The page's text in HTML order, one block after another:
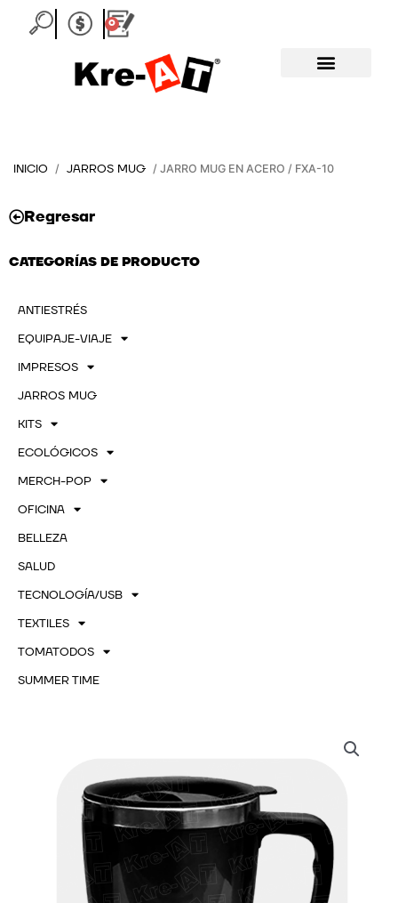
0
Carrito
INICIO / JARROS MUG / JARRO MUG EN ACERO / FXA-10
Regresar
CATEGORÍAS DE PRODUCTO
ANTIESTRÉS
EQUIPAJE-VIAJE
IMPRESOS
JARROS MUG
KITS
ECOLÓGICOS
MERCH-POP
OFICINA
BELLEZA
SALUD
TECNOLOGÍA/USB
TEXTILES
TOMATODOS
SUMMER TIME